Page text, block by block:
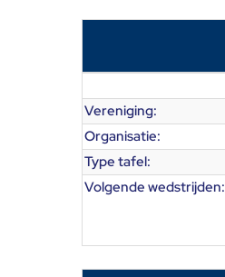
Vereniging:
Organisatie:
Type tafel:
Volgende wedstrijden: